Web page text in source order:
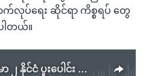
လုပ်ရေး ဆိုင်ရာ ကိစ္စရပ် တွေ
ါတယ်။
ရခိုင်ဖွံ့ဖြိုးရေး အိန္ဒိယ-မြန်မာ ၂ နိုင်ငံ ပူးပေါင်း ဆောင်ရွက်မည်